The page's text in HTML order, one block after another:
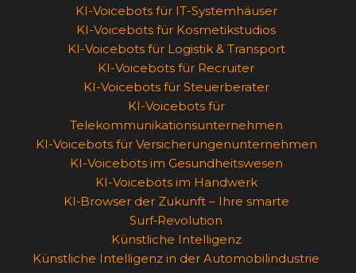
KI-Voicebots für IT-Systemhäuser
KI-Voicebots für Kosmetikstudios
KI-Voicebots für Logistik & Transport
KI-Voicebots für Recruiter
KI-Voicebots für Steuerberater
KI-Voicebots für
Telekommunikationsunternehmen
KI-Voicebots für Versicherungenunternehmen
KI-Voicebots im Gesundheitswesen
KI-Voicebots im Handwerk
KI‑Browser der Zukunft – Ihre smarte
Surf‑Revolution
Künstliche Intelligenz
Künstliche Intelligenz in der Automobilindustrie